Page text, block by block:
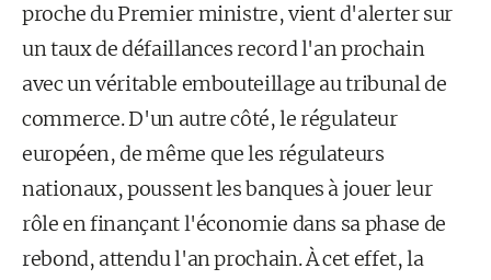
proche du Premier ministre, vient d'alerter sur
un taux de défaillances record l'an prochain
avec un véritable embouteillage au tribunal de
commerce. D'un autre côté, le régula­teur
européen, de même que les régulateurs
nationaux, poussent les banques à jouer leur
rôle en finançant l'économie dans sa phase de
rebond, attendu l'an prochain. À cet effet, la